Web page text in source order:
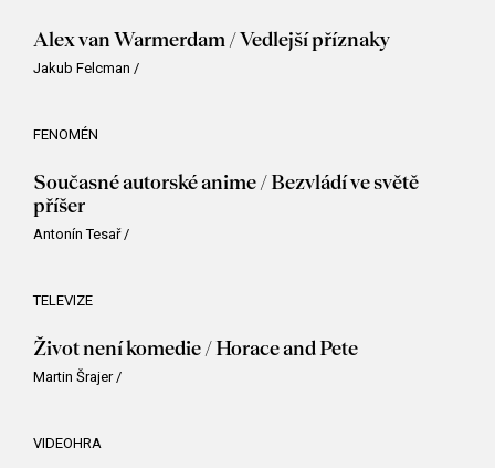
Alex van Warmerdam / Vedlejší příznaky
Jakub Felcman /
FENOMÉN
Současné autorské anime / Bezvládí ve světě
příšer
Antonín Tesař/
TELEVIZE
Život není komedie / Horace and Pete
Martin Šrajer/
VIDEOHRA